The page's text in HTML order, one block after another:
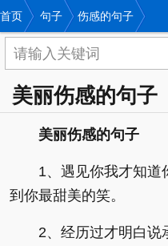
首页 句子 伤感的句子
美丽伤感的句子
美丽伤感的句子
1、遇见你我才知道
到你最甜美的笑。
2、经历过才明白说承